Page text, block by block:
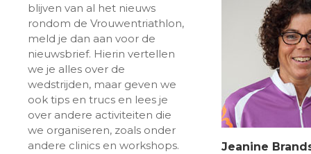
blijven van al het nieuws
rondom de Vrouwentriathlon,
meld je dan aan voor de
nieuwsbrief. Hierin vertellen
we je alles over de
wedstrijden, maar geven we
ook tips en trucs en lees je
over andere activiteiten die
we organiseren, zoals onder
andere clinics en workshops.
Jeanine